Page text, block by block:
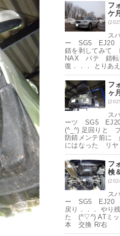
フ
ケ
ス
ー SG5 EJ20
錆を剥してみて
NAX パテ 錆転
復．．． とりあえ
フ
ヶ
ス
ーツ SG5
(^_^) 足回りと
防錆メンテ前に
にはなった リヤ
フ
検
ス
ー SG5 EJ20
戻り．．． やり
た (^▽^) ATミ
本 交換 R/右